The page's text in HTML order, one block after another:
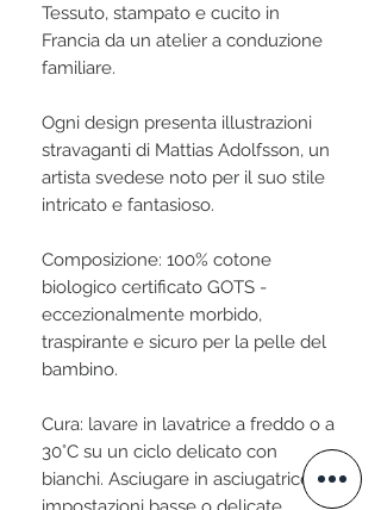
Tessuto, stampato e cucito in
Francia da un atelier a conduzione
familiare.
Ogni design presenta illustrazioni
stravaganti di Mattias Adolfsson, un
artista svedese noto per il suo stile
intricato e fantasioso.
Composizione: 100% cotone
biologico certificato GOTS -
eccezionalmente morbido,
traspirante e sicuro per la pelle del
bambino.
Cura: lavare in lavatrice a freddo o a
30°C su un ciclo delicato con
bianchi. Asciugare in asciugatrice su